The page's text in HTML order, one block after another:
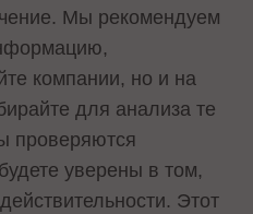
Мы рекомендуем
компании, но и на
для анализа те
проверяются
уверены в том,
Этот